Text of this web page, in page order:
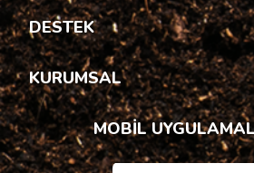
DESTEK
KURUMSAL
MOBİL